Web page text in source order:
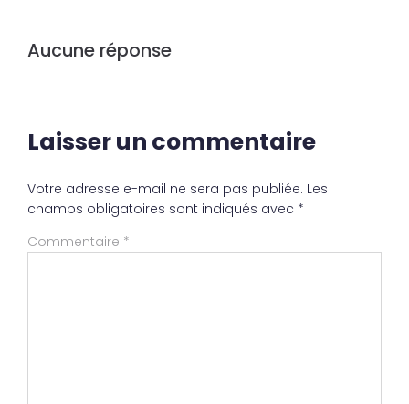
Aucune réponse
Laisser un commentaire
Votre adresse e-mail ne sera pas publiée. Les
champs obligatoires sont indiqués avec *
Commentaire *